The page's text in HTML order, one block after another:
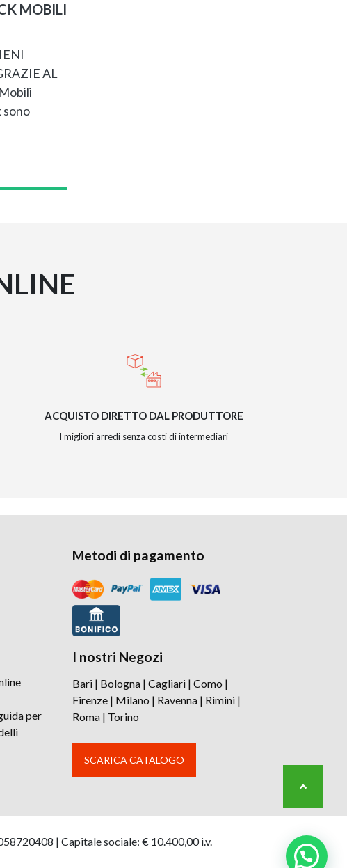
MOBILI
AL
sono
ACQUISTO DIRETTO DAL PRODUTTORE
I migliori arredi senza costi di intermediari
per
Metodi di pagamento
I nostri Negozi
Bari | Bologna | Cagliari | Como |
Firenze | Milano | Ravenna | Rimini |
Roma | Torino
SCARICA CATALOGO
| Capitale sociale: € 10.400,00 i.v.